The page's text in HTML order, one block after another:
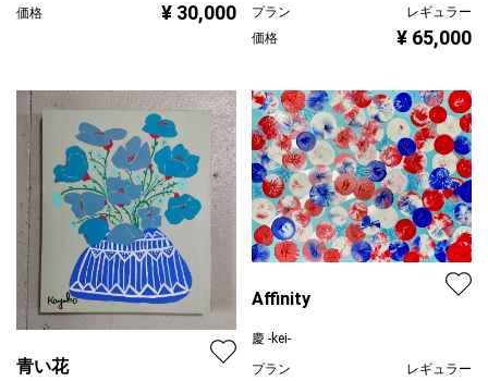
価格
¥ 30,000
プラン
レギュラー
価格
¥ 65,000
青い花
Affinity
慶 -kei-
プラン
レギュラー